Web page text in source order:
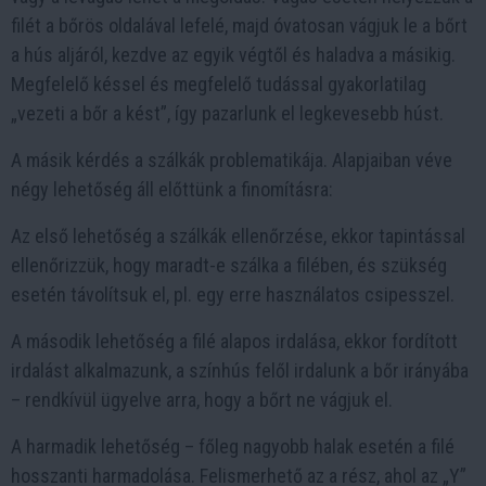
filét a bőrös oldalával lefelé, majd óvatosan vágjuk le a bőrt
a hús aljáról, kezdve az egyik végtől és haladva a másikig.
Megfelelő késsel és megfelelő tudással gyakorlatilag
„vezeti a bőr a kést”, így pazarlunk el legkevesebb húst.
A másik kérdés a szálkák problematikája. Alapjaiban véve
négy lehetőség áll előttünk a finomításra:
Az első lehetőség a szálkák ellenőrzése, ekkor tapintással
ellenőrizzük, hogy maradt-e szálka a filében, és szükség
esetén távolítsuk el, pl. egy erre használatos csipesszel.
A második lehetőség a filé alapos irdalása, ekkor fordított
irdalást alkalmazunk, a színhús felől irdalunk a bőr irányába
– rendkívül ügyelve arra, hogy a bőrt ne vágjuk el.
A harmadik lehetőség – főleg nagyobb halak esetén a filé
hosszanti harmadolása. Felismerhető az a rész, ahol az „Y”